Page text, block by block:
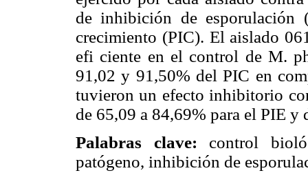
de inhibición de
crecimiento (PIC). El aislado
efi ciente en el control de M.
91,02 y 91,50% del PIC en
tuvieron un efecto inhibitorio
de 65,09 a 84,69% para el PIE y
Palabras clave: control
patógeno, inhibición de